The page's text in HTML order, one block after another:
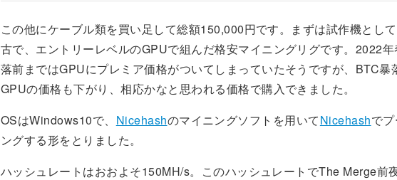
この他にケーブル類を買い足して総額150,000円です。まずは試作機とし
古で、エントリーレベルのGPUで組んだ格安マイニングリグです。2022
落前まではGPUにプレミア価格がついてしまっていたそうですが、BTC暴
GPUの価格も下がり、相応かなと思われる価格で購入できました。
OSはWindows10で、 Nicehashのマイニングソフトを用いてNicehashで
ングする形をとりました。
ハッシュレートはおおよそ150MH/s。このハッシュレートでThe Merge前